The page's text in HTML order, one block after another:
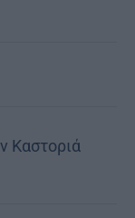
Καστοριά